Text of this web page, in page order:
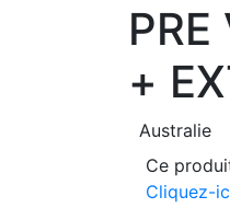
+
Australie
Ce
Cliquez-